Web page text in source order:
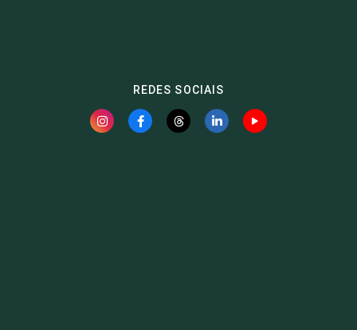
REDES SOCIAIS